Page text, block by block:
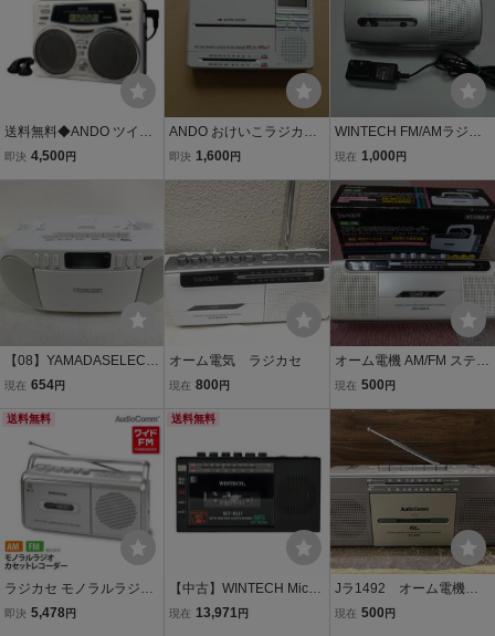
送料無料◆ANDO ツイン
スピーカーラジカセ RC2
即決 4,500 円
ANDO おけいこラジカ
セ ANDO RC11-889Z
即決 1,600 円
WINTECH FM/AMラジオ
カセットコーダー SCT-M
【H6031】
現在 1,000 円
【08】YAMADASELECT
ヤマダセレクト YCDRC5
260208R7084
現在 654円
オーム電気 ラジカセ
現在 800 円
オーム電機 AM/FM ステレ
オラジオカセットレコー
現在 500 円
送料無料
ラジカセ モノラルラジオ
カセットレコーダー Audi
即決 5,478円
送料無料
【中古】WINTECH Micro
SD/USB録音対応モノラル
現在 13,971円
Jラ1492 オーム電機 R
CS-U800M ステレオラ
現在 500 円